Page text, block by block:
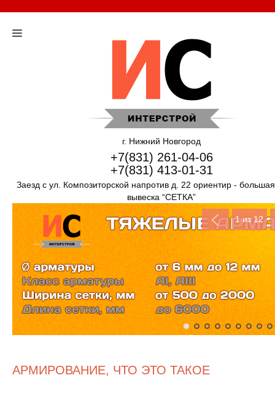
г. Нижний Новгород
+7(831) 261-04-06
+7(831) 413-01-31
Заезд с ул. Композиторской напротив д. 22 ориентир -
вывеска “СЕТКА”
1из 12
АРМИРОВАНИЕ, ЧТО ЭТО ТАКОЕ